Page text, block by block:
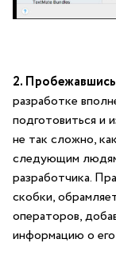
2.
разработке
подготовиться и
не так сложно,
следующим
разработчика.
скобки,
операторов,
информацию о